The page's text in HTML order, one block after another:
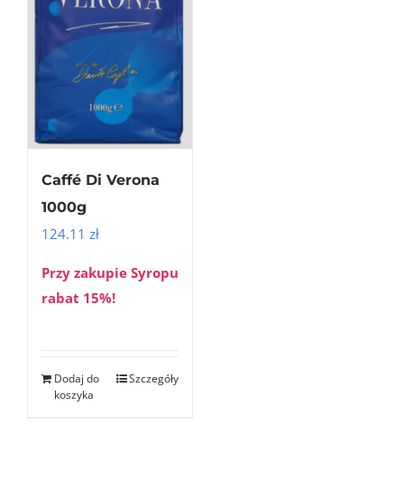
Caffé Di Verona
1000g
124.11 zł
Przy zakupie Syropu
rabat 15%!
Dodaj do
koszyka
Szczegóły